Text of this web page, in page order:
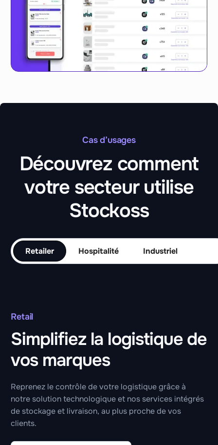
Cas d’usages
Découvrez comment
votre secteur utilise
Stockoss
Retailer Hospitalité Industriel
Retail
Simplifiez la logistique de
vos marques
Reprenez le contrôle de votre logistique grâce à
notre solution technologique et nos services intégrés
de stockage et livraison, au plus proche de vos
clients.